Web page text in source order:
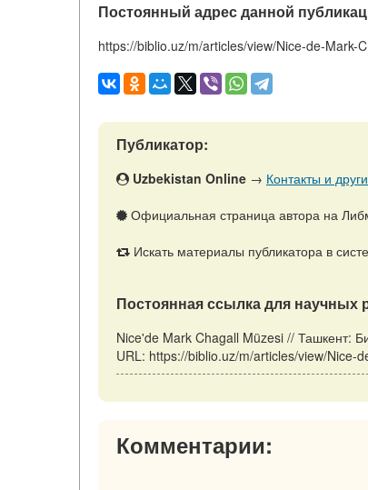
Постоянный адрес данной
https://biblio.uz/m/articles/view/Nice-de-Mark-
Публикатор:
Uzbekistan Online → Контакты и
Официальная страница автора на
Искать материалы публикатора в
Постоянная ссылка для научных
Nice'de Mark Chagall Müzesi // Ташкент:
URL: https://biblio.uz/m/articles/view/
Комментарии: